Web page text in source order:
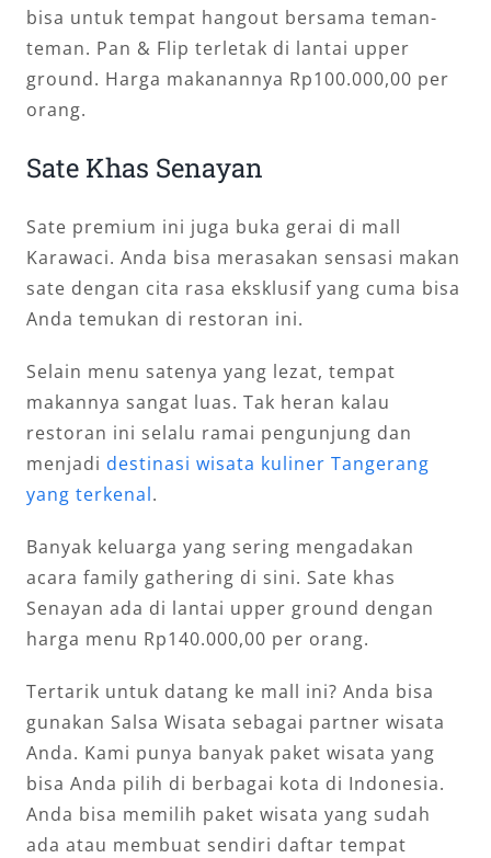
bisa untuk tempat hangout bersama teman-
teman. Pan & Flip terletak di lantai upper
ground. Harga makanannya Rp100.000,00 per
orang.
Sate Khas Senayan
Sate premium ini juga buka gerai di mall
Karawaci. Anda bisa merasakan sensasi makan
sate dengan cita rasa eksklusif yang cuma bisa
Anda temukan di restoran ini.
Selain menu satenya yang lezat, tempat
makannya sangat luas. Tak heran kalau
restoran ini selalu ramai pengunjung dan
menjadi destinasi wisata kuliner Tangerang
yang terkenal.
Banyak keluarga yang sering mengadakan
acara family gathering di sini. Sate khas
Senayan ada di lantai upper ground dengan
harga menu Rp140.000,00 per orang.
Tertarik untuk datang ke mall ini? Anda bisa
gunakan Salsa Wisata sebagai partner wisata
Anda. Kami punya banyak paket wisata yang
bisa Anda pilih di berbagai kota di Indonesia.
Anda bisa memilih paket wisata yang sudah
ada atau membuat sendiri daftar tempat